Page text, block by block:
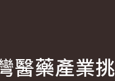
醫藥產業挑